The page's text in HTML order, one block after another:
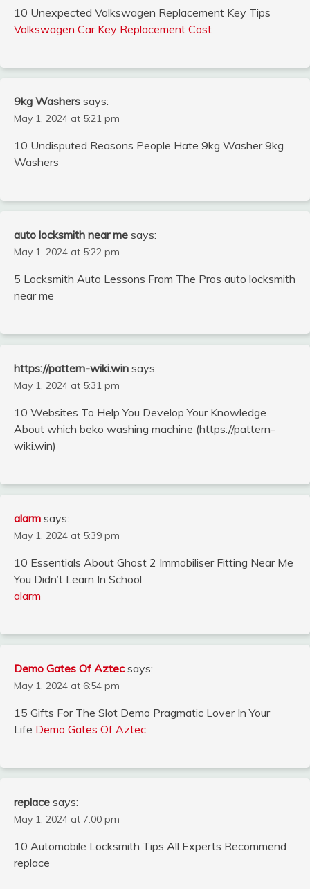
10 Unexpected Volkswagen Replacement Key Tips
Volkswagen Car Key Replacement Cost
9kg Washers says:
May 1, 2024 at 5:21 pm
10 Undisputed Reasons People Hate 9kg Washer 9kg
Washers
auto locksmith near me says:
May 1, 2024 at 5:22 pm
5 Locksmith Auto Lessons From The Pros auto locksmith
near me
https://pattern-wiki.win says:
May 1, 2024 at 5:31 pm
10 Websites To Help You Develop Your Knowledge
About which beko washing machine (https://pattern-
wiki.win)
alarm says:
May 1, 2024 at 5:39 pm
10 Essentials About Ghost 2 Immobiliser Fitting Near Me
You Didn’t Learn In School
alarm
Demo Gates Of Aztec says:
May 1, 2024 at 6:54 pm
15 Gifts For The Slot Demo Pragmatic Lover In Your
Life Demo Gates Of Aztec
replace says:
May 1, 2024 at 7:00 pm
10 Automobile Locksmith Tips All Experts Recommend
replace